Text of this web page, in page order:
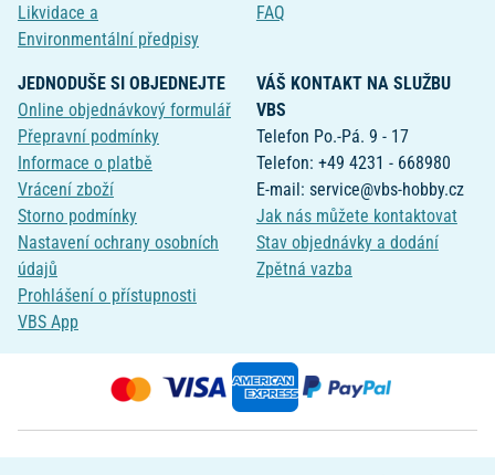
Likvidace a
Environmentální předpisy
FAQ
JEDNODUŠE SI OBJEDNEJTE
Online objednávkový formulář
Přepravní podmínky
Informace o platbě
Vrácení zboží
Storno podmínky
Nastavení ochrany osobních
údajů
Prohlášení o přístupnosti
VBS App
VÁŠ KONTAKT NA SLUŽBU
VBS
Telefon Po.-Pá. 9 - 17
Telefon: +49 4231 - 668980
E-mail: service@vbs-hobby.cz
Jak nás můžete kontaktovat
Stav objednávky a dodání
Zpětná vazba